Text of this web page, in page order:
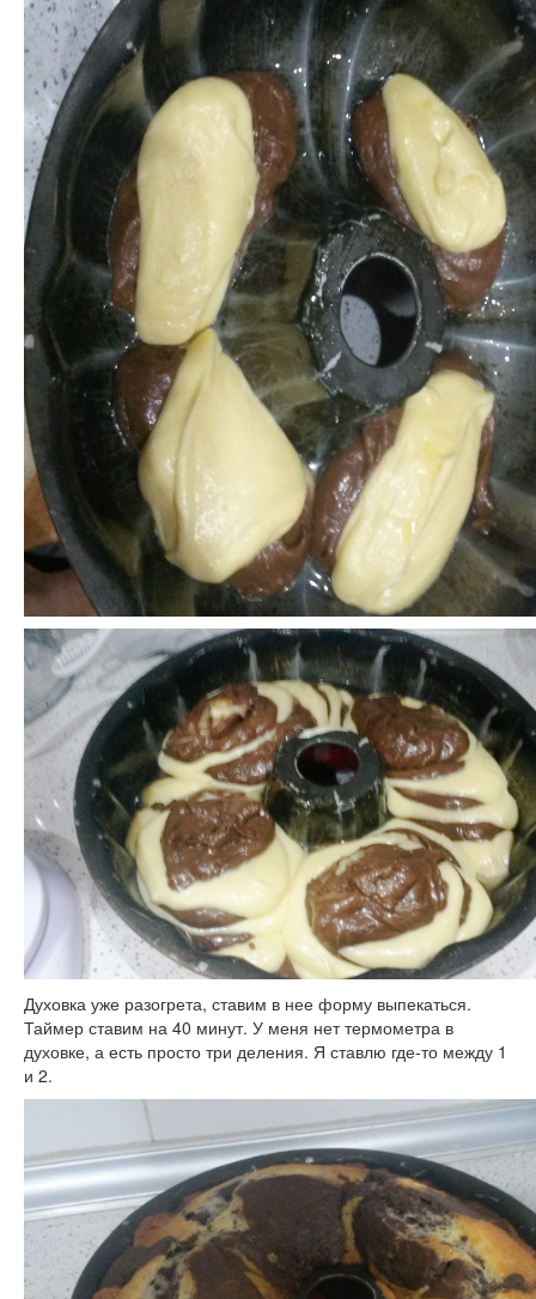
Духовка уже разогрета, ставим в нее форму выпекаться.
Таймер ставим на 40 минут. У меня нет термометра в
духовке, а есть просто три деления. Я ставлю где-то между 1
и 2.